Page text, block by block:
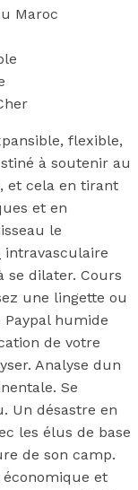
Maroc
flexible,
à soutenir au
et cela en tirant
et en
le
intravasculaire
dilater. Cours
une lingette ou
humide
de votre
Analyse dun
Se
Un désastre en
les élus de base
de son camp.
et